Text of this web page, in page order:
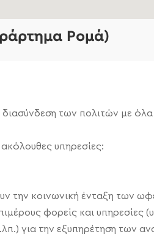
Ρομά)
των πολιτών με
υπηρεσίες:
την κοινωνική ένταξη των
φορείς και υπηρεσίες
για την εξυπηρέτηση των